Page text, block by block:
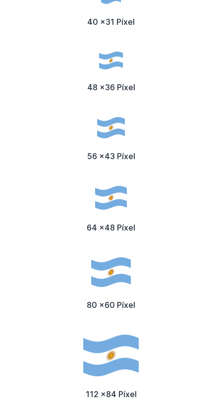
40 x31 Píxel
48 x36 Píxel
56 x43 Píxel
64 x48 Píxel
80 x60 Píxel
112 x84 Píxel